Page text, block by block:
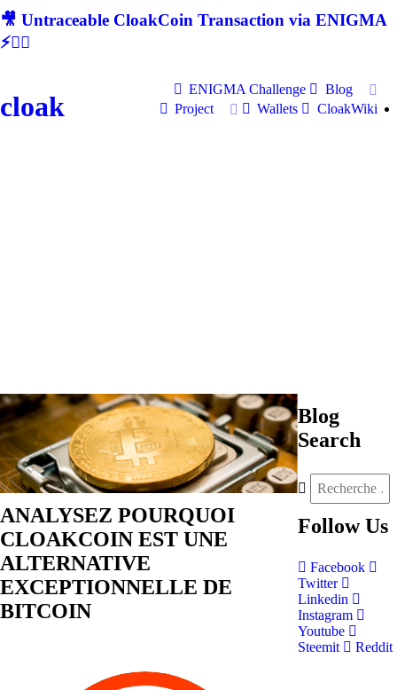
🎥 Untraceable CloakCoin Transaction via ENIGMA
⚡🕵‍♂
cloak
ENIGMA Challenge
Blog
Project
Wallets CloakWiki
ANALYSEZ POURQUOI
CLOAKCOIN EST UNE
ALTERNATIVE
EXCEPTIONNELLE DE
BITCOIN
Blog
Search
Follow Us
Facebook
Twitter
Linkedin
Instagram
Youtube
Steemit
Reddit